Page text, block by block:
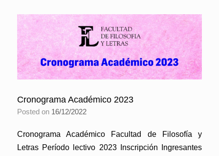
Cronograma Académico 2023
Posted on 16/12/2022
Cronograma Académico Facultad de Filosofía y
Letras Período lectivo 2023 Inscripción Ingresantes